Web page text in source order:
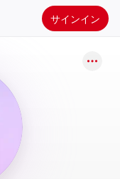
サインイン
ル